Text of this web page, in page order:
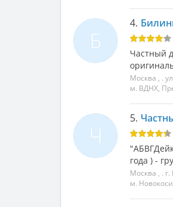
Б
4.
Частный
Москва , .
м. ВДНХ,
Ч
5.
года ) -
Москва , .
м.